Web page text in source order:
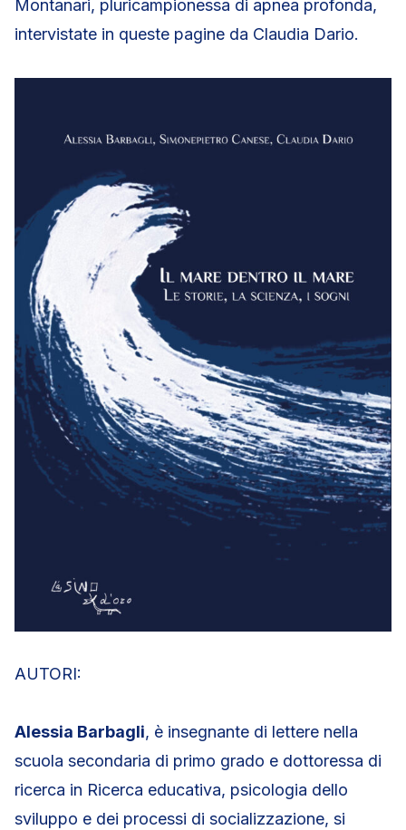
Montanari, pluricampionessa di apnea profonda,
intervistate in queste pagine da Claudia Dario.
AUTORI:
Alessia Barbagli, è insegnante di lettere nella
scuola secondaria di primo grado e dottoressa di
ricerca in Ricerca educativa, psicologia dello
sviluppo e dei processi di socializzazione, si